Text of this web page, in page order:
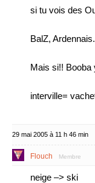
si tu vois des
BalZ, Ardennais.
Mais si!! Booba
interville=
29 mai 2005 à 11 h 46 min
Flouch Membre
neige –> ski